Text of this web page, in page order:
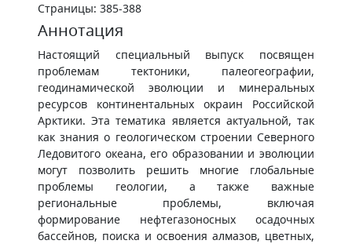
Страницы: 385-388
Аннотация
Настоящий специальный выпуск посвящен
проблемам тектоники, палеогеографии,
геодинамической эволюции и минеральных
ресурсов континентальных окраин Российской
Арктики. Эта тематика является актуальной, так
как знания о геологическом строении Северного
Ледовитого океана, его образовании и эволюции
могут позволить решить многие глобальные
проблемы геологии, а также важные
региональные проблемы, включая
формирование нефтегазоносных осадочных
бассейнов, поиска и освоения алмазов, цветных,